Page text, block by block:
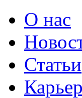
О нас
Статьи